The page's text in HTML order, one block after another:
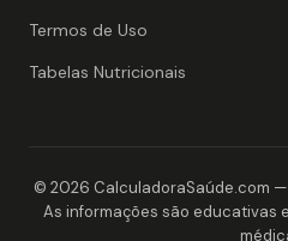
Termos de Uso
Tabelas Nutricionais
© 2026 CalculadoraSaúde.com
As informações são educativas